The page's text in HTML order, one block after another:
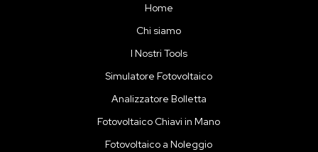
Home
Chi siamo
I Nostri Tools
Simulatore Fotovoltaico
Analizzatore Bolletta
Fotovoltaico Chiavi in Mano
Fotovoltaico a Noleggio